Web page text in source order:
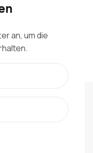
an, um die